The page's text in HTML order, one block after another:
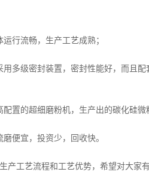
运行流畅，生产工艺成熟；
装置，密封性能好，而且配套
配置的超细磨粉机，生产出的碳化硅微
，投资少，回收快。
和工艺优势，希望对大家有帮